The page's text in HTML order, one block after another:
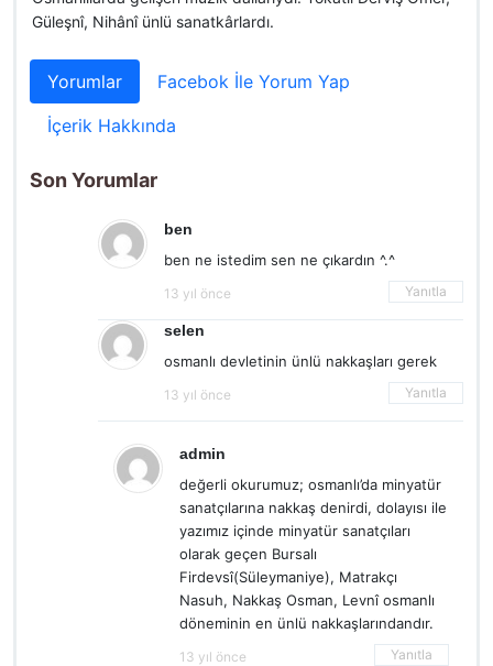
Güleşnî, Nihânî ünlü sanatkârlardı.
Yorumlar
Facebok İle Yorum Yap
İçerik Hakkında
Son Yorumlar
ben
ben ne istedim sen ne çıkardın ^.^
13 yıl önce Yanıtla
selen
osmanlı devletinin ünlü nakkaşları gerek
13 yıl önce Yanıtla
admin
değerli okurumuz; osmanlı’da minyatür
sanatçılarına nakkaş denirdi, dolayısı ile
yazımız içinde minyatür sanatçıları
olarak geçen Bursalı
Firdevsî(Süleymaniye), Matrakçı
Nasuh, Nakkaş Osman, Levnî osmanlı
döneminin en ünlü nakkaşlarındandır.
13 yıl önce Yanıtla